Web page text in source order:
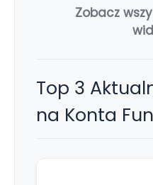
Zobacz
Top 3
na Konta